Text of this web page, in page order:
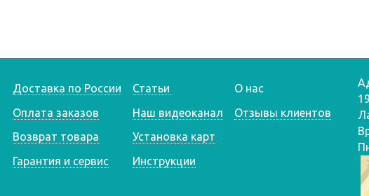
Доставка по России
Оплата заказов
Возврат товара
Гарантия и сервис
Статьи
Наш видеоканал
Установка карт
Инструкции
О нас
Отзывы клиентов